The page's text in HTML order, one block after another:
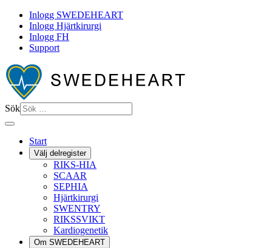
Inlogg SWEDEHEART
Inlogg Hjärtkirurgi
Inlogg FH
Support
Sök
Start
Välj delregister
RIKS-HIA
SCAAR
SEPHIA
Hjärtkirurgi
SWENTRY
RIKSSVIKT
Kardiogenetik
Om SWEDEHEART